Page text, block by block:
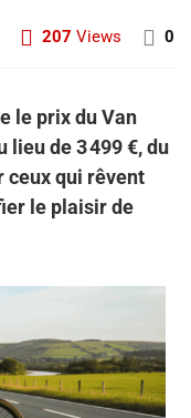
207 Views 0
le prix du Van
lieu de 3 499 €, du
ceux qui rêvent
le plaisir de